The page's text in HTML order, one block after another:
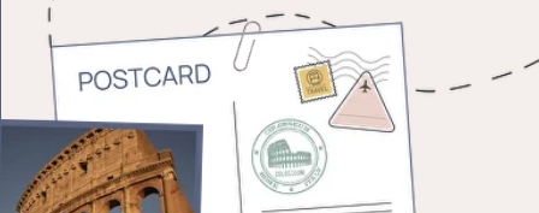
Чому англійська зараз — це не
розкіш, а твоя життєва
необхідність для доступу до
міжнародної роботи, безпечних
подорожей та сучасних знань.
04
8 МІФІВ ПРО
ОПАНУВАННЯ МОВИ